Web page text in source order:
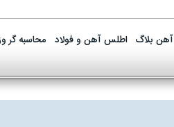
آهن بلاگ اطلس آهن و فولاد محاسبه گر